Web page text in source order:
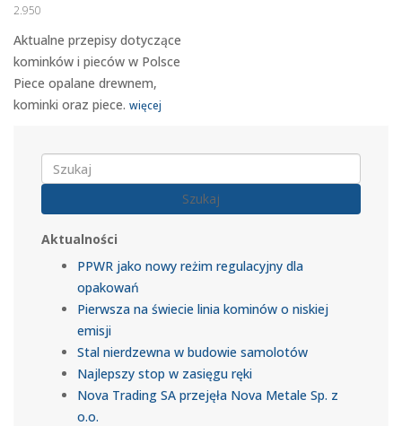
2.950
Aktualne przepisy dotyczące
kominków i pieców w Polsce
Piece opalane drewnem,
kominki oraz piece. więcej
Szukaj
Aktualności
PPWR jako nowy reżim regulacyjny dla
opakowań
Pierwsza na świecie linia kominów o niskiej
emisji
Stal nierdzewna w budowie samolotów
Najlepszy stop w zasięgu ręki
Nova Trading SA przejęła Nova Metale Sp. z
o.o.